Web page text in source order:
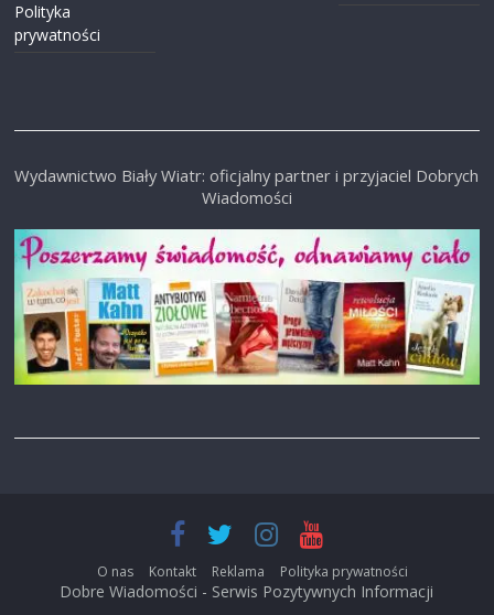
Polityka
prywatności
Wydawnictwo Biały Wiatr: oficjalny partner i przyjaciel Dobrych
Wiadomości
O nas Kontakt Reklama Polityka prywatności
Dobre Wiadomości - Serwis Pozytywnych Informacji